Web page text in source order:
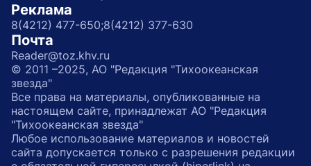
Реклама
8(4212) 477-650;8(4212) 377-630
Почта
Reader@toz.khv.ru
© 2011 –2025, АО "Редакция "Тихоокеанская
звезда"
Все права на материалы, опубликованные на
настоящем сайте, принадлежат АО "Редакция
"Тихоокеанская звезда"
Любое использование материалов и новостей
сайта допускается только с разрешения редакции